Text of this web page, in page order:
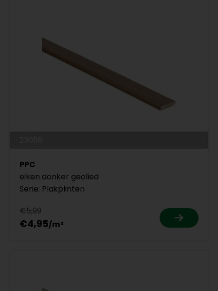
PPC
eiken donker geolied
Serie: Plakplinten
€5,99
€4,95